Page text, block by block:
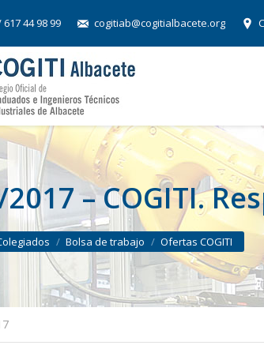
44 98 99 cogitiab@cogitialbacete.org
– COGITI.
Bolsa de trabajo Ofertas COGITI